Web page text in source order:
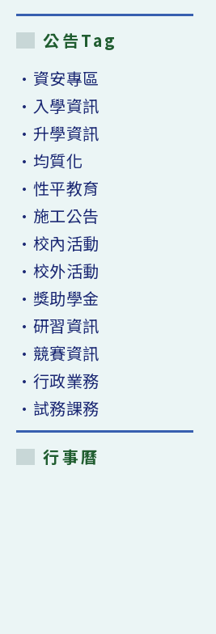
公告Tag
•資安專區
•入學資訊
•升學資訊
•均質化
•性平教育
•施工公告
•校內活動
•校外活動
•獎助學金
•研習資訊
•競賽資訊
•行政業務
•試務課務
行事曆